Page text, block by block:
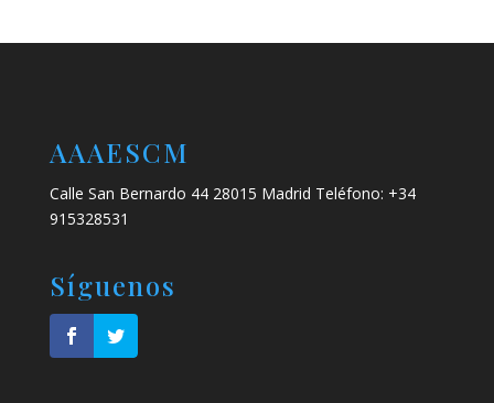
AAAESCM
Calle San Bernardo 44 28015 Madrid Teléfono: +34
915328531
Síguenos